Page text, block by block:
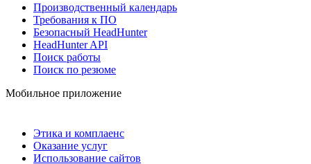
Производственный календарь
Требования к ПО
Безопасный HeadHunter
HeadHunter API
Поиск работы
Поиск по резюме
Мобильное приложение
Этика и комплаенс
Оказание услуг
Использование сайтов